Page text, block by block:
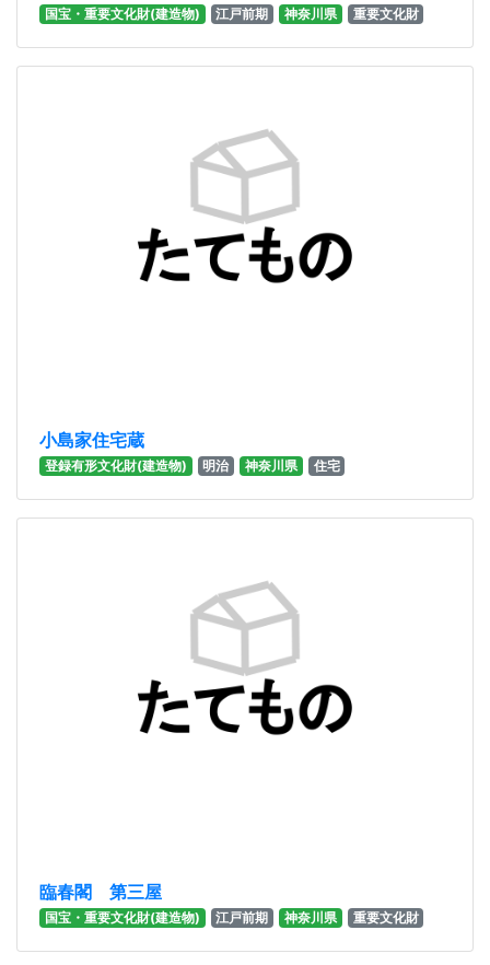
国宝・重要文化財(建造物) 江戸前期 神奈川県 重要文化財
小島家住宅蔵
登録有形文化財(建造物) 明治 神奈川県 住宅
臨春閣 第三屋
国宝・重要文化財(建造物) 江戸前期 神奈川県 重要文化財